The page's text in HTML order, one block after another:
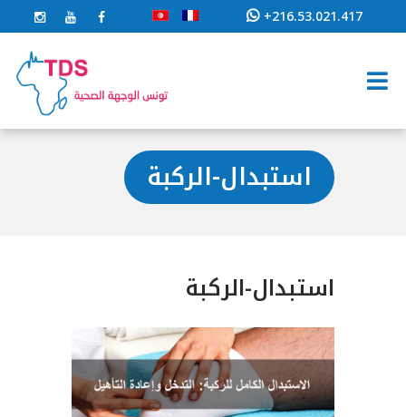
+216.53.021.417
استبدال-الركبة
استبدال-الركبة